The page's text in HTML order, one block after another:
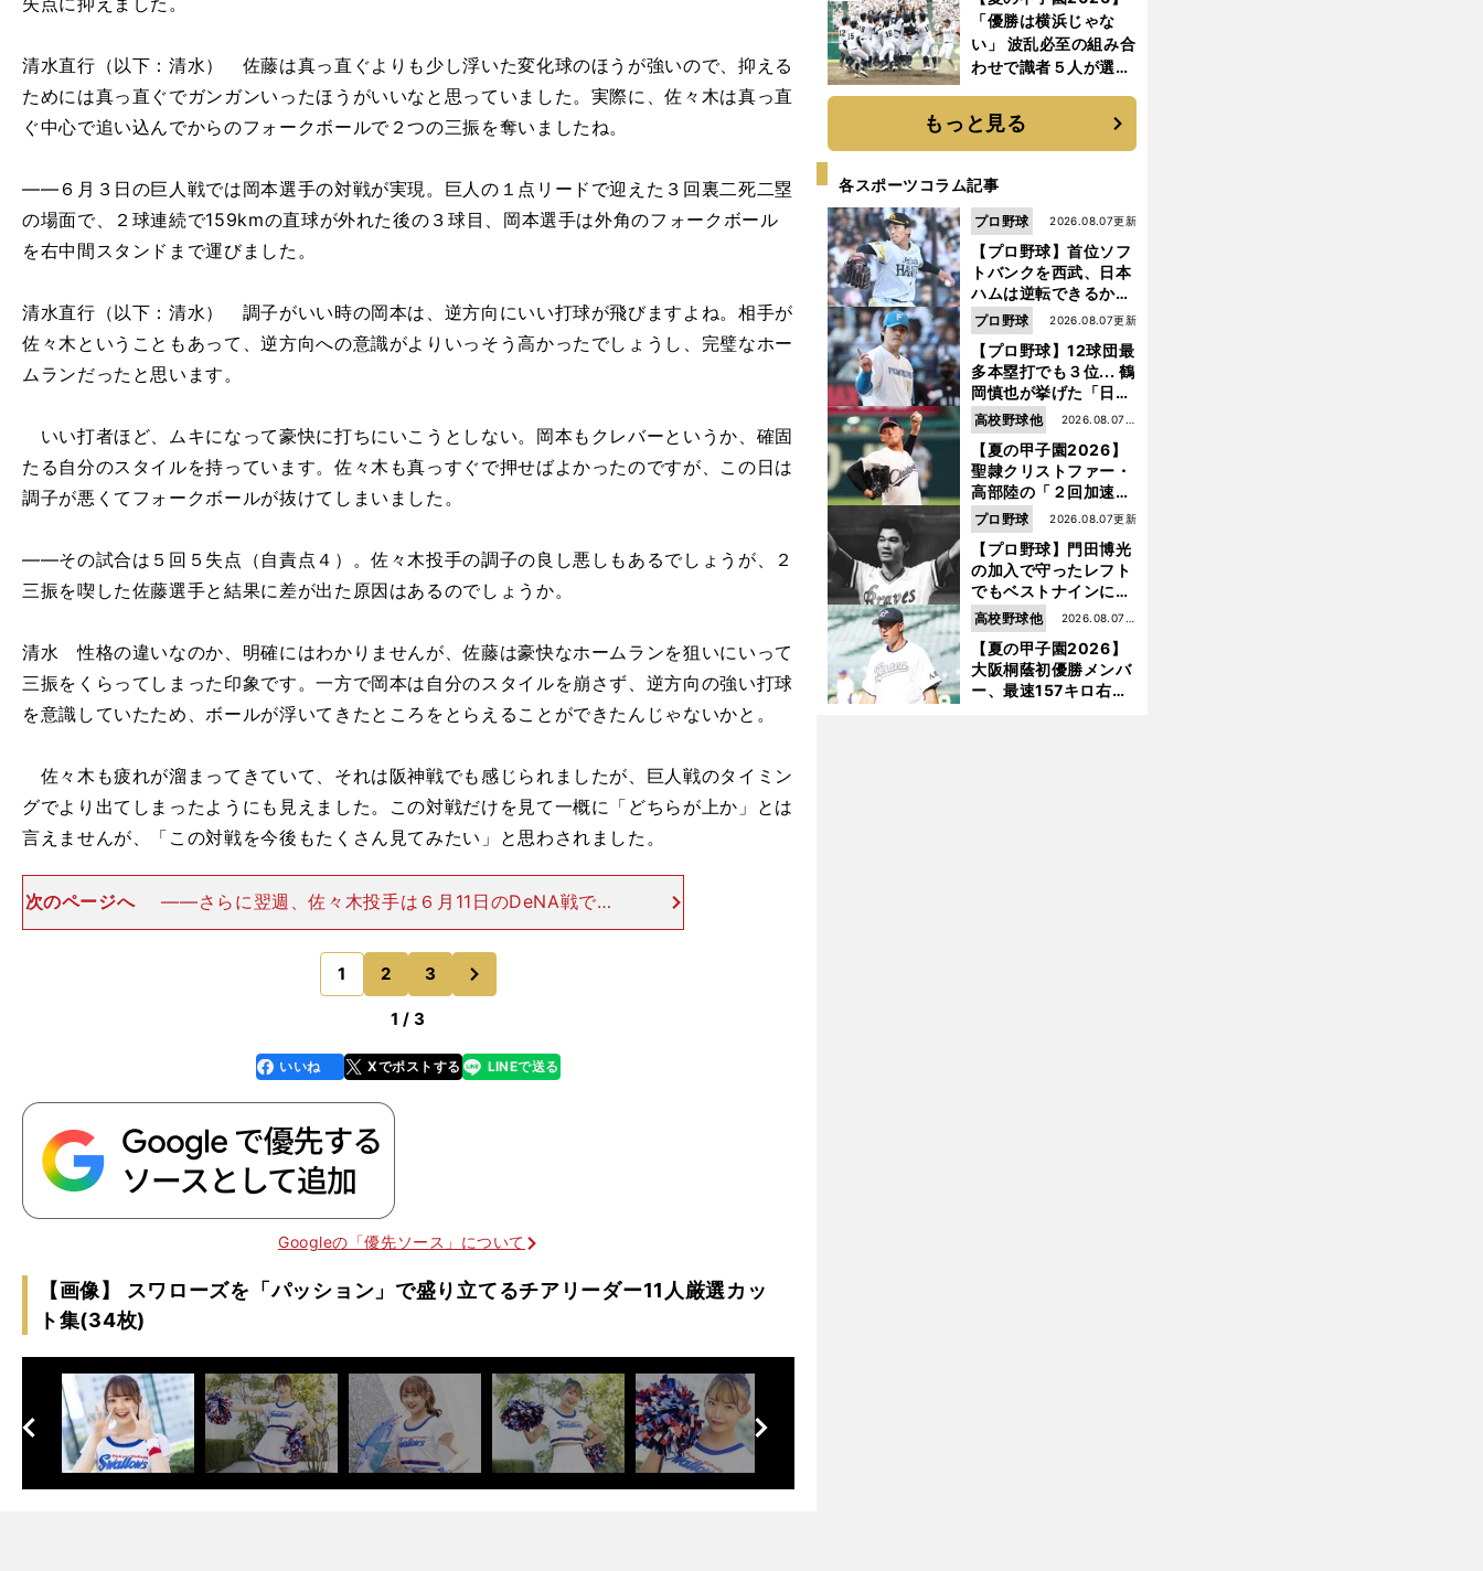
清水直行（以下：清水） 佐藤は真っ直ぐよりも少し浮いた変化球のほうが強いので、抑える
ためには真っ直ぐでガンガンいったほうがいいなと思っていました。実際に、佐々木は真っ直
ぐ中心で追い込んでからのフォークボールで２つの三振を奪いましたね。
――６月３日の巨人戦では岡本選手の対戦が実現。巨人の１点リードで迎えた３回裏二死二塁
の場面で、２球連続で159kmの直球が外れた後の３球目、岡本選手は外角のフォークボール
を右中間スタンドまで運びました。
清水直行（以下：清水） 調子がいい時の岡本は、逆方向にいい打球が飛びますよね。相手が
佐々木ということもあって、逆方向への意識がよりいっそう高かったでしょうし、完璧なホー
ムランだったと思います。
いい打者ほど、ムキになって豪快に打ちにいこうとしない。岡本もクレバーというか、確固
たる自分のスタイルを持っています。佐々木も真っすぐで押せばよかったのですが、この日は
調子が悪くてフォークボールが抜けてしまいました。
――その試合は５回５失点（自責点４）。佐々木投手の調子の良し悪しもあるでしょうが、２
三振を喫した佐藤選手と結果に差が出た原因はあるのでしょうか。
清水 性格の違いなのか、明確にはわかりませんが、佐藤は豪快なホームランを狙いにいって
三振をくらってしまった印象です。一方で岡本は自分のスタイルを崩さず、逆方向の強い打球
を意識していたため、ボールが浮いてきたところをとらえることができたんじゃないかと。
佐々木も疲れが溜まってきていて、それは阪神戦でも感じられましたが、巨人戦のタイミン
グでより出てしまったようにも見えました。この対戦だけを見て一概に「どちらが上か」とは
言えませんが、「この対戦を今後もたくさん見てみたい」と思わされました。
次のページへ
――さらに翌週、佐々木投手は６月11日のDeNA戦で牧
選手と対戦。２回に３球目の高めの甘いカーブを、ZOZOマリンスタジ
アム右翼のホームランラグーンまで運ばれました。８回を投げて失点は
このホームランに
1 2 3
1 / 3
faceboo
k
いいね Xでポストする
line LINEで送る
Googleの「優先ソース」について
【画像】 スワローズを「パッション」で盛り立てるチアリーダー11人厳選カッ
ト集(34枚)
次
へ
前
へ
て生まれた
「優勝は横浜じゃな
い」 波乱必至の組み合
わせで識者５人が選ん
もっと見る
各スポーツコラム記事
【プロ野球】首位ソフ
トバンクを西武、日本
ハムは逆転できるか？
鶴岡慎也が挙げる終
盤戦のキーマン３人
2026.08.07更新
プロ野球
【プロ野球】12球団最
多本塁打でも３位... 鶴
岡慎也が挙げた「日本
ハムの誤算」とソフト
バンク追撃のカギ
2026.08.07更新
プロ野球
【夏の甲子園2026】
聖隷クリストファー・
高部陸の「２回加速す
る」規格外のストレー
ト それでもプロではな
く大学進学を選ぶ理由
2026.08.07更
高校野球他
【プロ野球】門田博光
の加入で守ったレフト
でもベストナインに輝
いた石嶺和彦 「サッ
サ」という愛称は松永
浩美がきっかけ？
2026.08.07更新
プロ野球
【夏の甲子園2026】
大阪桐蔭初優勝メンバ
ー、最速157キロ右
2026.08.07更
高校野球他